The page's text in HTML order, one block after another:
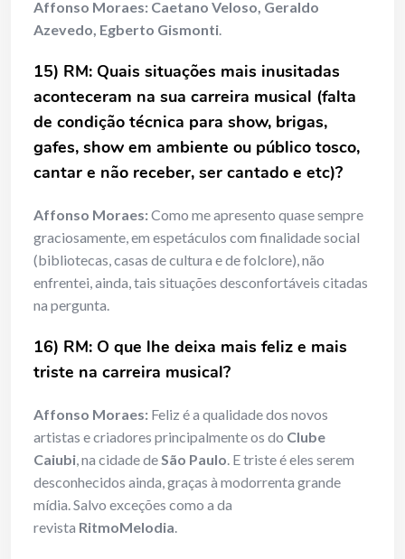
Affonso Moraes: Caetano Veloso, Geraldo
Azevedo, Egberto Gismonti.
15) RM: Quais situações mais inusitadas
aconteceram na sua carreira musical (falta
de condição técnica para show, brigas,
gafes, show em ambiente ou público tosco,
cantar e não receber, ser cantado e etc)?
Affonso Moraes:Como me apresento quase sempre
graciosamente, em espetáculos com finalidade social
(bibliotecas, casas de cultura e de folclore), não
enfrentei, ainda, tais situações desconfortáveis citadas
na pergunta.
16) RM: O que lhe deixa mais feliz e mais
triste na carreira musical?
Affonso Moraes: Feliz é a qualidade dos novos
artistas e criadores principalmente os do Clube
Caiubi, na cidade deSão Paulo. E triste é eles serem
desconhecidos ainda, graças à modorrenta grande
mídia. Salvo exceções como a da
revista RitmoMelodia.